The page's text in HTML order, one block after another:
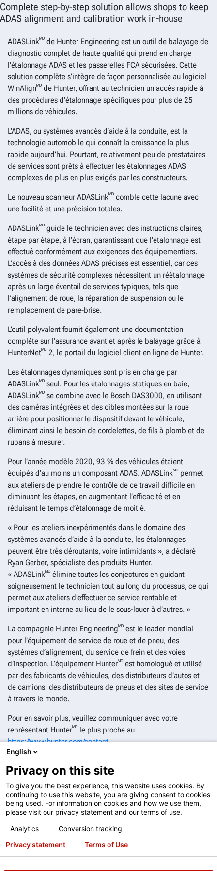
Complete step-by-step solution allows shops to keep
ADAS alignment and calibration work in-house
ADASLinkᴹᴰ de Hunter Engineering est un outil de balayage de
diagnostic complet de haute qualité qui prend en charge
l’étalonnage ADAS et les passerelles FCA sécurisées. Cette
solution complète s’intègre de façon personnalisée au logiciel
WinAlignᴹᴰ de Hunter, offrant au technicien un accès rapide à
des procédures d’étalonnage spécifiques pour plus de 25
millions de véhicules.
L’ADAS, ou systèmes avancés d’aide à la conduite, est la
technologie automobile qui connaît la croissance la plus
rapide aujourd’hui. Pourtant, relativement peu de prestataires
de services sont prêts à effectuer les étalonnages ADAS
complexes de plus en plus exigés par les constructeurs.
Le nouveau scanneur ADASLinkᴹᴰ comble cette lacune avec
une facilité et une précision totales.
ADASLinkᴹᴰ guide le technicien avec des instructions claires,
étape par étape, à l’écran, garantissant que l’étalonnage est
effectué conformément aux exigences des équipementiers.
L’accès à des données ADAS précises est essentiel, car ces
systèmes de sécurité complexes nécessitent un réétalonnage
après un large éventail de services typiques, tels que
l’alignement de roue, la réparation de suspension ou le
remplacement de pare-brise.
L’outil polyvalent fournit également une documentation
complète sur l’assurance avant et après le balayage grâce à
HunterNetᴹᴰ 2, le portail du logiciel client en ligne de Hunter.
Les étalonnages dynamiques sont pris en charge par
ADASLinkᴹᴰ seul. Pour les étalonnages statiques en baie,
ADASLinkᴹᴰ se combine avec le Bosch DAS3000, en utilisant
des caméras intégrées et des cibles montées sur la roue
arrière pour positionner le dispositif devant le véhicule,
éliminant ainsi le besoin de cordelettes, de fils à plomb et de
rubans à mesurer.
Pour l’année modèle 2020, 93 % des véhicules étaient
équipés d’au moins un composant ADAS. ADASLinkᴹᴰ permet
aux ateliers de prendre le contrôle de ce travail difficile en
diminuant les étapes, en augmentant l’efficacité et en
réduisant le temps d’étalonnage de moitié.
« Pour les ateliers inexpérimentés dans le domaine des
systèmes avancés d’aide à la conduite, les étalonnages
peuvent être très déroutants, voire intimidants », a déclaré
Ryan Gerber, spécialiste des produits Hunter.
« ADASLinkᴹᴰ élimine toutes les conjectures en guidant
soigneusement le technicien tout au long du processus, ce qui
permet aux ateliers d’effectuer ce service rentable et
important en interne au lieu de le sous-louer à d’autres. »
La compagnie Hunter Engineeringᴹᴰ est le leader mondial
pour l’équipement de service de roue et de pneu, des
systèmes d’alignement, du service de frein et des voies
d’inspection. L’équipement Hunterᴹᴰ est homologué et utilisé
par des fabricants de véhicules, des distributeurs d’autos et
de camions, des distributeurs de pneus et des sites de service
à travers le monde.
Pour en savoir plus, veuillez communiquer avec votre
représentant Hunterᴹᴰ le plus proche au
https://www.hunter.com/contact.
Facebook,Instagram ,Twitter etLinkedIn
© 1994-2026 Compagnie Hunter Engineering. Tous droits
réservés.
HunterNetUS 2.0.0
Conditions d’abonnement
Conditions d'utilisation d'Inspection Live - 2 décembre 2025
English
Privacy on this site
To give you the best experience, this website uses cookies. By
continuing to use this website, you are giving consent to cookies
being used. For information on cookies and how we use them,
please visit our privacy statement and our terms of use.
Analytics
Conversion tracking
Privacy statement
Terms of Use